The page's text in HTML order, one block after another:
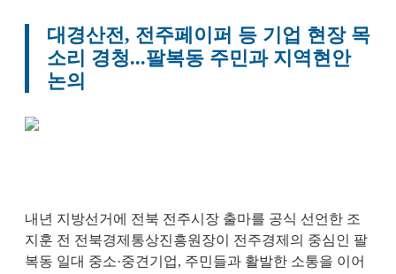
대경산전, 전주페이퍼 등 기업 현장 목
소리 경청...팔복동 주민과 지역현안
논의
내년 지방선거에 전북 전주시장 출마를 공식 선언한 조
지훈 전 전북경제통상진흥원장이 전주경제의 중심인 팔
복동 일대 중소·중견기업, 주민들과 활발한 소통을 이어